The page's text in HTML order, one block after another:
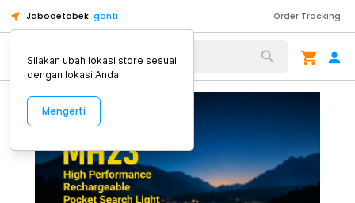
Jabodetabek ganti Order Tracking
Alat Kopi
Silakan ubah lokasi store sesuai
dengan lokasi Anda.
Mengerti